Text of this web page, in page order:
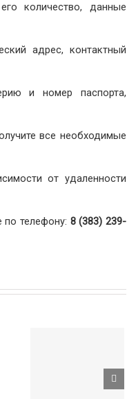
количество, данные
адрес, контактный
и номер паспорта,
все необходимые
от удаленности
телефону: 8 (383) 239-